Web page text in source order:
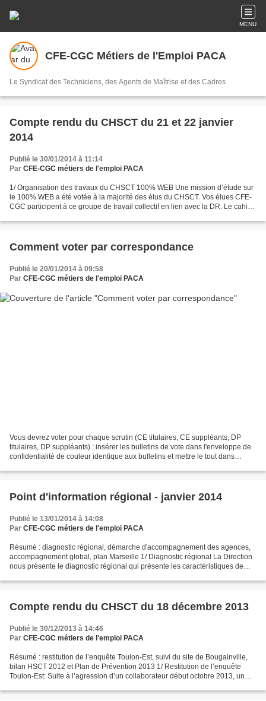
MENU
CFE-CGC Métiers de l'Emploi PACA
Le Syndicat des Techniciens, des Agents de Maîtrise et des Cadres
Compte rendu du CHSCT du 21 et 22 janvier
2014
Publié le 30/01/2014 à 11:14
Par CFE-CGC métiers de l'emploi PACA
1/ Organisation des travaux du CHSCT 100% WEB Une mission d’étude sur
le 100% WEB a été votée à la majorité des élus du CHSCT. Vos élues CFE-
CGC participent à ce groupe de travail collectif en lien avec la DR. Le cahier
Comment voter par correspondance
Publié le 20/01/2014 à 09:58
Par CFE-CGC métiers de l'emploi PACA
Vous devrez voter pour chaque scrutin (CE titulaires, CE suppléants, DP
titulaires, DP suppléants) : insérer les bulletins de vote dans l'enveloppe de
confidentialité de couleur identique aux bulletins et mettre le tout dans
Point d'information régional - janvier 2014
Publié le 13/01/2014 à 14:08
Par CFE-CGC métiers de l'emploi PACA
Résumé : diagnostic régional, démarche d'accompagnement des agences,
accompagnement global, plan Marseille 1/ Diagnostic régional La Direction
nous présente le diagnostic régional qui présente les caractéristiques de
Compte rendu du CHSCT du 18 décembre 2013
Publié le 30/12/2013 à 14:46
Par CFE-CGC métiers de l'emploi PACA
Résumé : restitution de l’enquête Toulon-Est, suivi du site de Bougainville,
bilan HSCT 2012 et Plan de Prévention 2013 1/ Restitution de l’enquête
Toulon-Est: Suite à l’agression d’un collaborateur début octobre 2013, un